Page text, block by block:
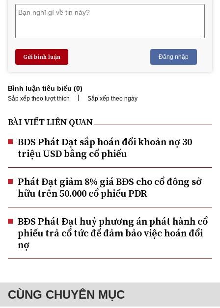
Gửi bình luận Đăng nhập
Bình luận tiêu biểu (0)
Sắp xếp theo lượt thích | Sắp xếp theo ngày
BÀI VIẾT LIÊN QUAN
BĐS Phát Đạt sắp hoán đổi khoản nợ 30
triệu USD bằng cổ phiếu
Phát Đạt giảm 8% giá BĐS cho cổ đông sở
hữu trên 50.000 cổ phiếu PDR
BĐS Phát Đạt huỷ phương án phát hành cổ
phiếu trả cổ tức để đảm bảo việc hoán đổi
nợ
CÙNG CHUYÊN MỤC